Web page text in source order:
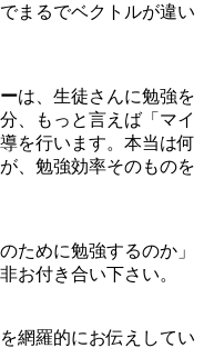
まるでベクトルが違い
は、生徒さんに勉強を
、もっと言えば「マイ
を行います。本当は何
、勉強効率そのものを
ために勉強するのか」
お付き合い下さい。
網羅的にお伝えしてい